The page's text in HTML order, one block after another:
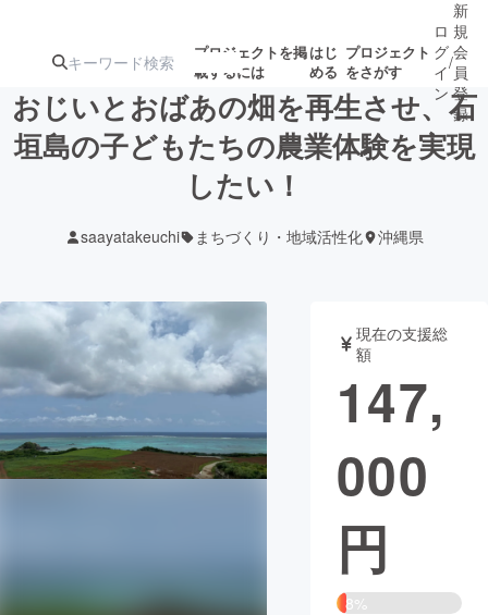
プロジェクトを掲
載するには
はじ
める
プロジェクト
をさがす
注目の新着プロ 募集終了が近いプ
テクノロジー・ガジェット
書籍・雑誌
ビジネス・起業 チャレンジ
CAMPFIRE for Social Good
CAMPFIRE Creation
ロ
グ
イ
ン
/
新
規
会
員
登
録
おじいとおばあの畑を再生させ、石
垣島の子どもたちの農業体験を実現
したい！
saayatakeuchi まちづくり・地域活性化 沖縄県
現在の支援総
額
147,
000
円
8%